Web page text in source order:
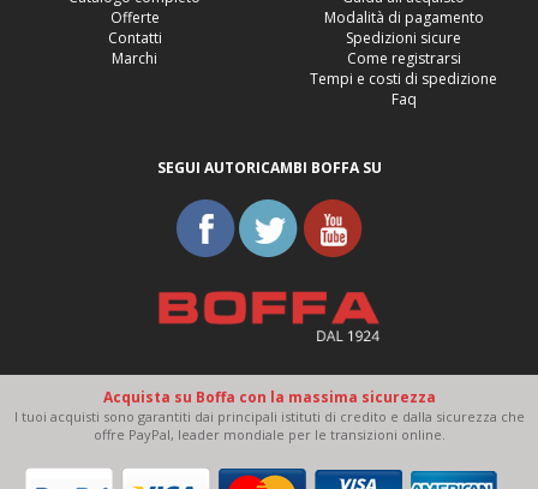
Offerte
Contatti
Marchi
Modalità di pagamento
Spedizioni sicure
Come registrarsi
Tempi e costi di spedizione
Faq
SEGUI AUTORICAMBI BOFFA SU
Acquista su Boffa con la massima sicurezza
I tuoi acquisti sono garantiti dai principali istituti di credito e dalla sicurezza che
offre PayPal, leader mondiale per le transizioni online.